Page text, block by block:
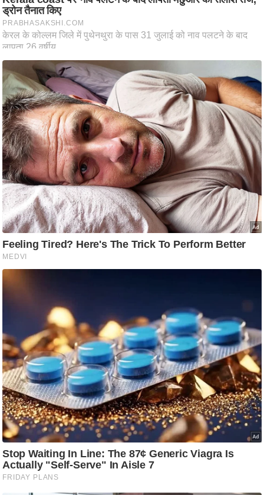
ल
फि
ट
ने
स
मं
त्रा
रि
ले
श
न
शि
प
रा
ज
नी
ति
वि
स
म
सा
म
यि
क
मा
तृ
भू